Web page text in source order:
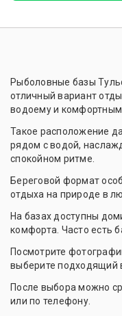
Рыболовные базы
отличный вариант
водоему и
Такое расположение
рядом с водой,
спокойном ритме.
Береговой формат
отдыха на природе в
На базах доступны
комфорта. Часто есть
Посмотрите
выберите подходящий
После выбора можно
или по телефону.